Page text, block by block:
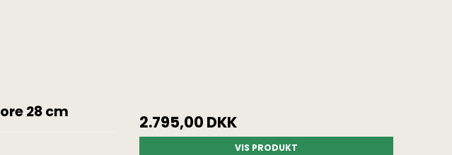
28 cm
2.795,00 DKK
VIS PRODUKT